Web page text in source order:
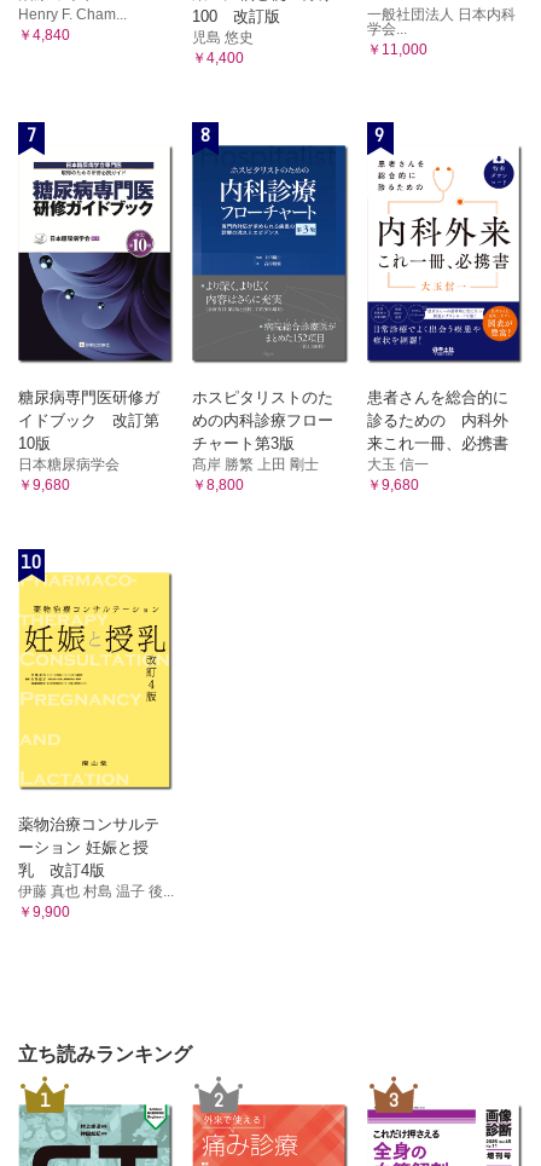
Henry F. Cham...
￥4,840
100 改訂版
児島 悠史
￥4,400
一般社団法人 日本内科
学会...
￥11,000
7
糖尿病専門医研修ガ
イドブック 改訂第
10版
日本糖尿病学会
￥9,680
8
ホスピタリストのた
めの内科診療フロー
チャート第3版
髙岸 勝繁 上田 剛士
￥8,800
9
患者さんを総合的に
診るための 内科外
来これ一冊、必携書
大玉 信一
￥9,680
10
薬物治療コンサルテ
ーション 妊娠と授
乳 改訂4版
伊藤 真也 村島 温子 後...
￥9,900
立ち読みランキング
1 2 3